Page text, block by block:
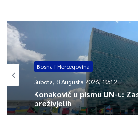
0
Article Rating
Bosna i Hercegovina
Subota, 8 Augusta 2026, 19:12
Konaković u pismu UN-u:
preživjelih